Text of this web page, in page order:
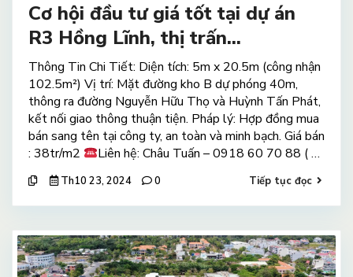
Cơ hội đầu tư giá tốt tại dự án
R3 Hồng Lĩnh, thị trấn...
Thông Tin Chi Tiết: Diện tích: 5m x 20.5m (công nhận
102.5m²) Vị trí: Mặt đường kho B dự phóng 40m,
thông ra đường Nguyễn Hữu Thọ và Huỳnh Tấn Phát,
kết nối giao thông thuận tiện. Pháp lý: Hợp đồng mua
bán sang tên tại công ty, an toàn và minh bạch. Giá bán
: 38tr/m2
Liên hệ: Châu Tuấn – 0918 60 70 88 ( …
Th10 23, 2024 0 Tiếp tục đọc